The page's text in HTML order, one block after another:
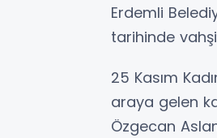
Erdemli
tarihinde
25 Kasım
araya gelen
Özgecan